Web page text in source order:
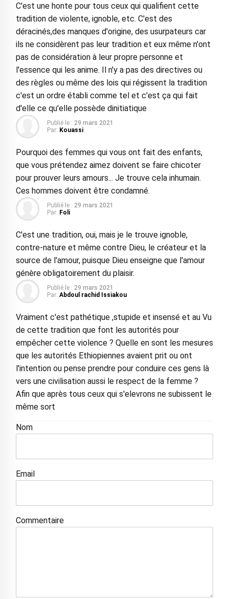
C'est une honte pour tous ceux qui qualifient cette
tradition de violente, ignoble, etc. C'est des
déracinés,des manques d'origine, des usurpateurs car
ils ne considèrent pas leur tradition et eux même n'ont
pas de considération à leur propre personne et
l'essence qui les anime. Il n'y a pas des directives ou
des règles ou même des lois qui régissent la tradition
c'est un ordre établi comme tel et c'est ça qui fait
d'elle ce qu'elle possède dinitiatique
Publié le : 29 mars 2021
Par: Kouassi
Pourquoi des femmes qui vous ont fait des enfants,
que vous prétendez aimez doivent se faire chicoter
pour prouver leurs amours... Je trouve cela inhumain.
Ces hommes doivent être condamné.
Publié le : 29 mars 2021
Par: Foli
C'est une tradition, oui, mais je le trouve ignoble,
contre-nature et même contre Dieu, le créateur et la
source de l'amour, puisque Dieu enseigne que l'amour
génère obligatoirement du plaisir.
Publié le : 29 mars 2021
Par: Abdoul rachid Issiakou
Vraiment c'est pathétique ,stupide et insensé et au Vu
de cette tradition que font les autorités pour
empêcher cette violence ? Quelle en sont les mesures
que les autorités Ethiopiennes avaient prit ou ont
l'intention ou pense prendre pour conduire ces gens là
vers une civilisation aussi le respect de la femme ?
Afin que après tous ceux qui s'elevrons ne subissent le
même sort
Nom
Email
Commentaire